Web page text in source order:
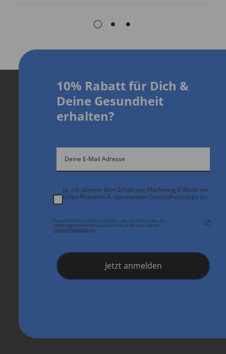
10% Rabatt für Dich &
Deine Gesundheit
erhalten?
Ja, ich stimme dem Erhalt von Marketing E-Mails mit
tollen Rabatten & spannenden Gesundheitstipps zu.
Für weitere Informationen darüber, wie wir Deine Daten für
Marketingkommunikation verarbeiten, bitte lese unsere
Datenschutzerklärung
Jetzt anmelden